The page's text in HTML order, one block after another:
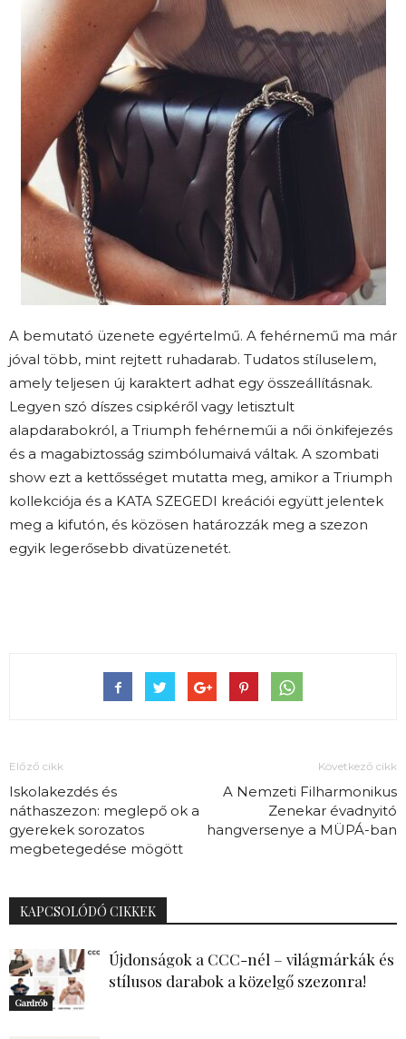
A bemutató üzenete egyértelmű. A fehérnemű ma már
jóval több, mint rejtett ruhadarab. Tudatos stíluselem,
amely teljesen új karaktert adhat egy összeállításnak.
Legyen szó díszes csipkéről vagy letisztult
alapdarabokról, a Triumph fehérneműi a női önkifejezés
és a magabiztosság szimbólumaivá váltak. A szombati
show ezt a kettősséget mutatta meg, amikor a Triumph
kollekciója és a KATA SZEGEDI kreációi együtt jelentek
meg a kifutón, és közösen határozzák meg a szezon
egyik legerősebb divatüzenetét.
Előző cikk
Iskolakezdés és
náthaszezon: meglepő ok a
gyerekek sorozatos
megbetegedése mögött
Következő cikk
A Nemzeti Filharmonikus
Zenekar évadnyitó
hangversenye a MÜPÁ-ban
KAPCSOLÓDÓ CIKKEK
Gardrób
Újdonságok a CCC-nél – világmárkák és
stílusos darabok a közelgő szezonra!